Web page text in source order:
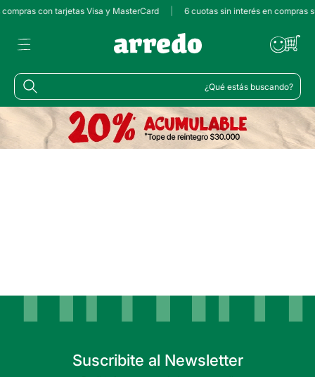
con tarjetas Visa y MasterCard 6 cuotas sin interés en compras
¿Qué estás buscando?
Suscribite al Newsletter